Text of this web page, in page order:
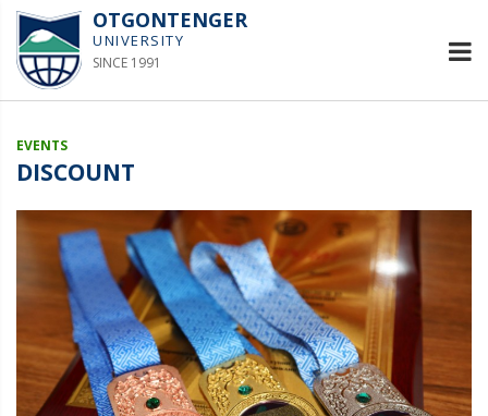
OTGONTENGER
UNIVERSITY
SINCE 1991
EVENTS
DISCOUNT